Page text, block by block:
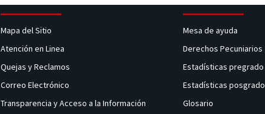
Mapa del Sitio
Atención en Linea
Quejas y Reclamos
Correo Electrónico
Transparencia y Acceso a la Información
Mesa de ayuda
Derechos Pecuniarios
Estadísticas pregrado
Estadísticas posgrado
Glosario